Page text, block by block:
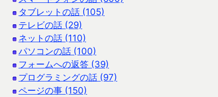
タブレットの話 (105)
テレビの話 (29)
ネットの話 (110)
パソコンの話 (100)
フォームへの返答 (39)
プログラミングの話 (97)
ページの事 (150)